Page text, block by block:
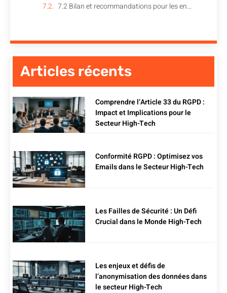
7.2 Bilan et recommandations pour les entreprises
Articles récents
Comprendre l’Article 33 du RGPD :
Impact et Implications pour le
Secteur High-Tech
Conformité RGPD : Optimisez vos
Emails dans le Secteur High-Tech
Les Failles de Sécurité : Un Défi
Crucial dans le Monde High-Tech
Les enjeux et défis de
l’anonymisation des données dans
le secteur High-Tech